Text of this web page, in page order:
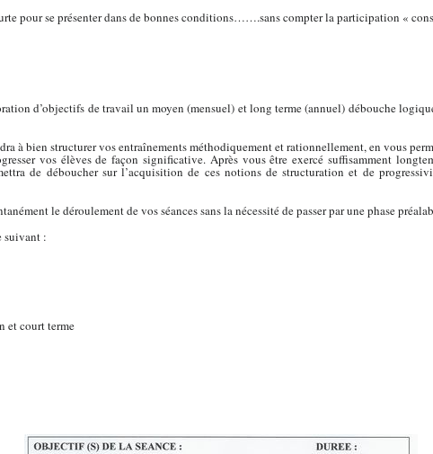
pour se présenter dans de bonnes conditions…….sans compter la participation «
d’objectifs de travail un moyen (mensuel) et long terme (annuel) débouche
à bien structurer vos entraînements méthodiquement et rationnellement, en vous
vos élèves de façon significative. Après vous être exercé suffisamment
de déboucher sur l’acquisition de ces notions de structuration et de
le déroulement de vos séances sans la nécessité de passer par une phase
suivant :
et court terme